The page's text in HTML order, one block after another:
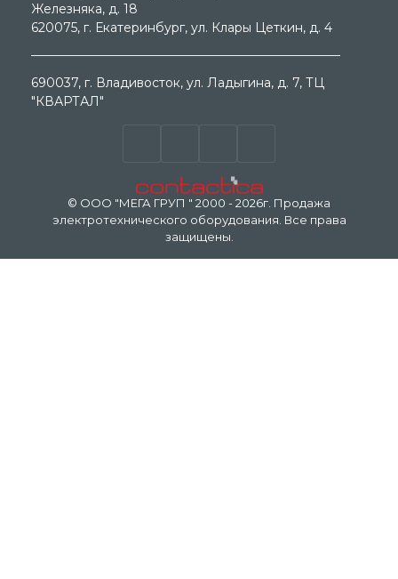
Железняка, д. 18
620075, г. Екатеринбург, ул. Клары Цеткин, д. 4
690037, г. Владивосток, ул. Ладыгина, д. 7, ТЦ
"КВАРТАЛ"
© ООО "МЕГА ГРУП " 2000 - 2026г. Продажа
электротехнического оборудования. Все права
защищены.